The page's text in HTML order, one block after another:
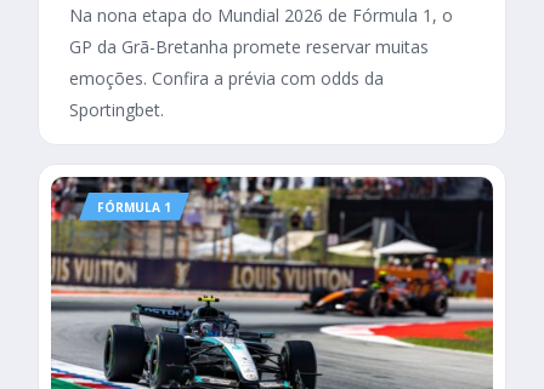
Na nona etapa do Mundial 2026 de Fórmula 1, o
GP da Grã-Bretanha promete reservar muitas
emoções. Confira a prévia com odds da
Sportingbet.
FÓRMULA 1